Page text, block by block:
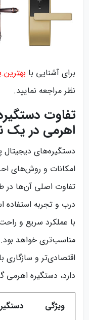
برای آشنایی با
نظر مراجعه نمایید.
تفاوت
اهرمی در یک
دستگیره‌های دیجیتال
امکانات و روش‌های
تفاوت اصلی آن‌ها در
درب و تجربه استفاده
با عملکرد سریع و
مناسب‌تری خواهد
اقتصادی‌تر و سازگاری
دارد، دستگیره
ویژگی